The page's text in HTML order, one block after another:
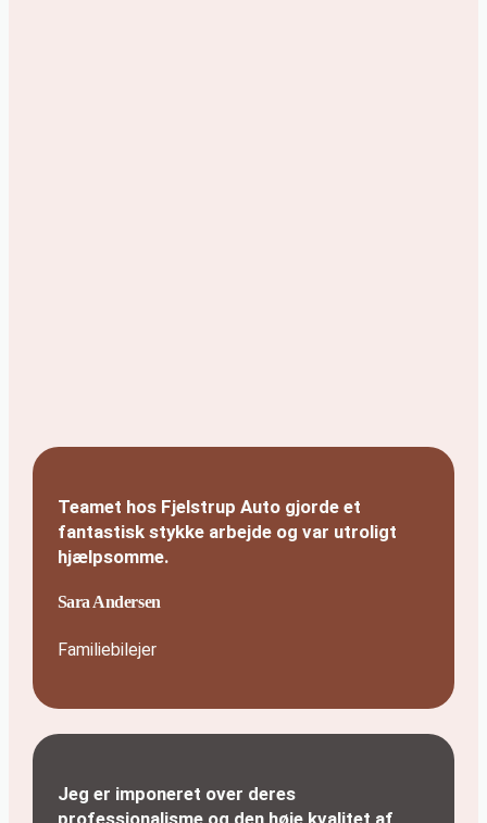
Teamet hos Fjelstrup Auto gjorde et
fantastisk stykke arbejde og var utroligt
hjælpsomme.
Sara Andersen
Familiebilejer
Jeg er imponeret over deres
professionalisme og den høje kvalitet af